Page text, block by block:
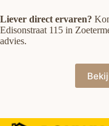
Liever direct ervaren?
Edisonstraat 115 in
advies.